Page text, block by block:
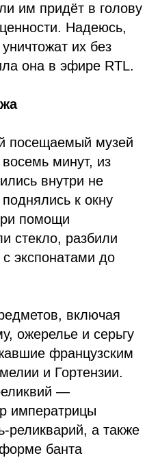
им придёт в голову
Надеюсь,
их без
она в эфире RTL.
посещаемый музей
минут, из
внутри не
к окну
помощи
стекло, разбили
экспонатами до
включая
ожерелье и серьгу
французским
и Гортензии.
—
императрицы
а также
банта